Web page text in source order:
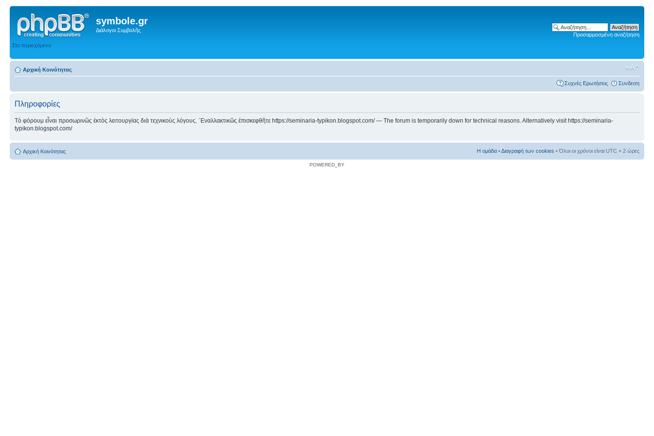
symbole.gr
Διάλογοι Συμβολῆς
Στο περιεχόμενο
Προσαρμοσμένη αναζήτηση
Αρχική Κοινότητας
Συχνές Ερωτήσεις Συνδεση
Πληροφορίες
Τὸ φόρουμ εἶναι προσωρινῶς ἐκτὸς λειτουργίας διὰ τεχνικοὺς λόγους. ᾿Εναλλακτικῶς ἐπισκεφθῆτε https://seminaria-typikon.blogspot.com/ — The forum is temporarily down for technical reasons. Alternatively visit https://seminaria-
typikon.blogspot.com/
Αρχική Κοινότητας Η ομάδα •Διαγραφή των cookies • Όλοι οι χρόνοι είναι UTC + 2 ώρες
POWERED_BY